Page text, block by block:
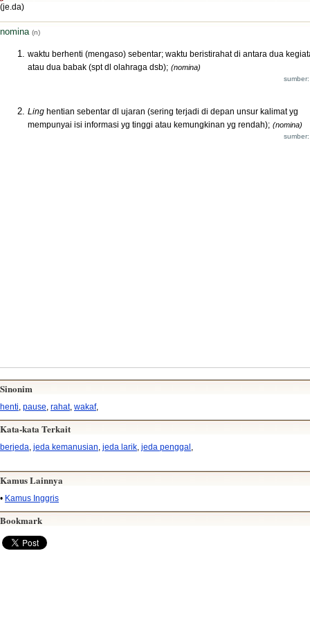
(je.da)
nomina (n)
waktu berhenti (mengaso) sebentar; waktu beristirahat di antara dua
atau dua babak (spt dl olahraga dsb); (nomina)
Ling hentian sebentar dl ujaran (sering terjadi di depan unsur kalimat yg
mempunyai isi informasi yg tinggi atau kemungkinan yg rendah); (nomina)
Sinonim
henti pause rahat, wakaf,
Kata-kata Terkait
berjeda, jeda kemanusian, jeda larik, jeda penggal ,
Kamus Lainnya
• Kamus Inggris
Bookmark